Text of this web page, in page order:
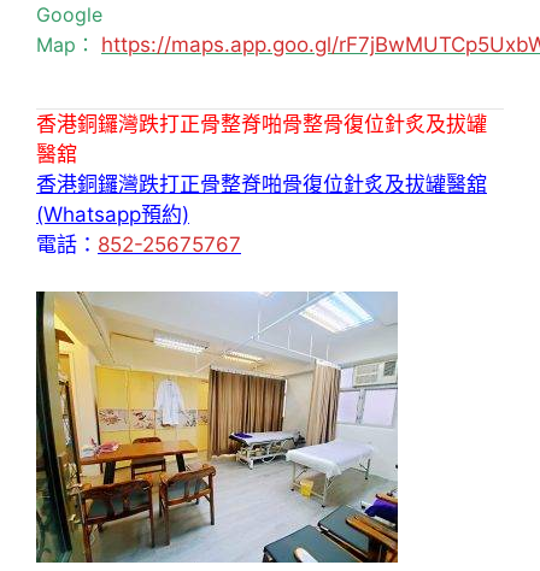
Google
Map： https://maps.app.goo.gl/
香港銅鑼灣跌打正骨整脊啪骨整骨復位針炙及拔罐
醫舘
香港銅鑼灣跌打正骨整脊啪骨復位針炙及拔罐醫舘
(Whatsapp預約)
電話： 852-25675767